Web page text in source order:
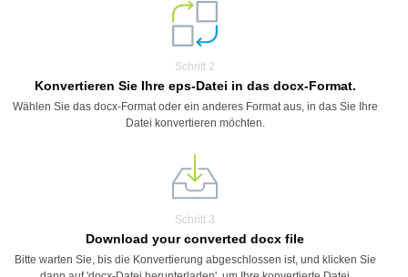
Schritt 2
Konvertieren Sie Ihre eps-Datei in das docx-Format.
Wählen Sie das docx-Format oder ein anderes Format aus, in das Sie Ihre
Datei konvertieren möchten.
Schritt 3
Download your converted docx file
Bitte warten Sie, bis die Konvertierung abgeschlossen ist, und klicken Sie